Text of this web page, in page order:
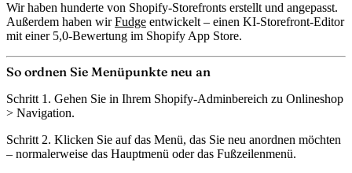
Wir haben hunderte von Shopify-Storefronts erstellt und angepasst.
Außerdem haben wirFudge entwickelt – einen KI-Storefront-Editor
mit einer 5,0-Bewertung im Shopify App Store.
So ordnen Sie Menüpunkte neu an
Schritt 1. Gehen Sie in Ihrem Shopify-Adminbereich zu Onlineshop
> Navigation.
Schritt 2. Klicken Sie auf das Menü, das Sie neu anordnen möchten
– normalerweise das Hauptmenü oder das Fußzeilenmenü.